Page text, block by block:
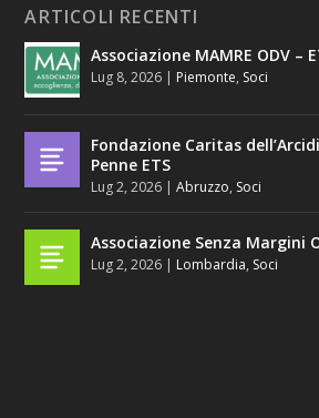
ARTICOLI RECENTI
Associazione MAMRE ODV –
Lug 8, 2026 | Piemonte, Soci
Fondazione Caritas
Penne ETS
Lug 2, 2026 |Abruzzo, Soci
Associazione Senza Margini
Lug 2, 2026 | Lombardia, Soci